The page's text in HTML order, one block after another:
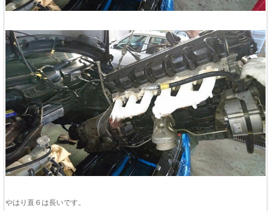
やはり直６は長いです。